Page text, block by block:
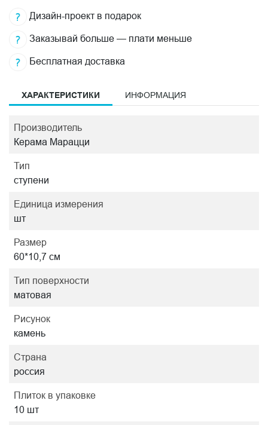
Дизайн-проект в подарок
Заказывай больше — плати меньше
Бесплатная доставка
ХАРАКТЕРИСТИКИ ИНФОРМАЦИЯ
Производитель
Керама Марацци
Тип
ступени
Единица измерения
шт
Размер
60*10,7 см
Тип поверхности
матовая
Рисунок
камень
Страна
россия
Плиток в упаковке
10 шт